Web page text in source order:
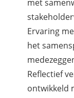
met
Ervaring
het
Reflectief
ontwikkeld